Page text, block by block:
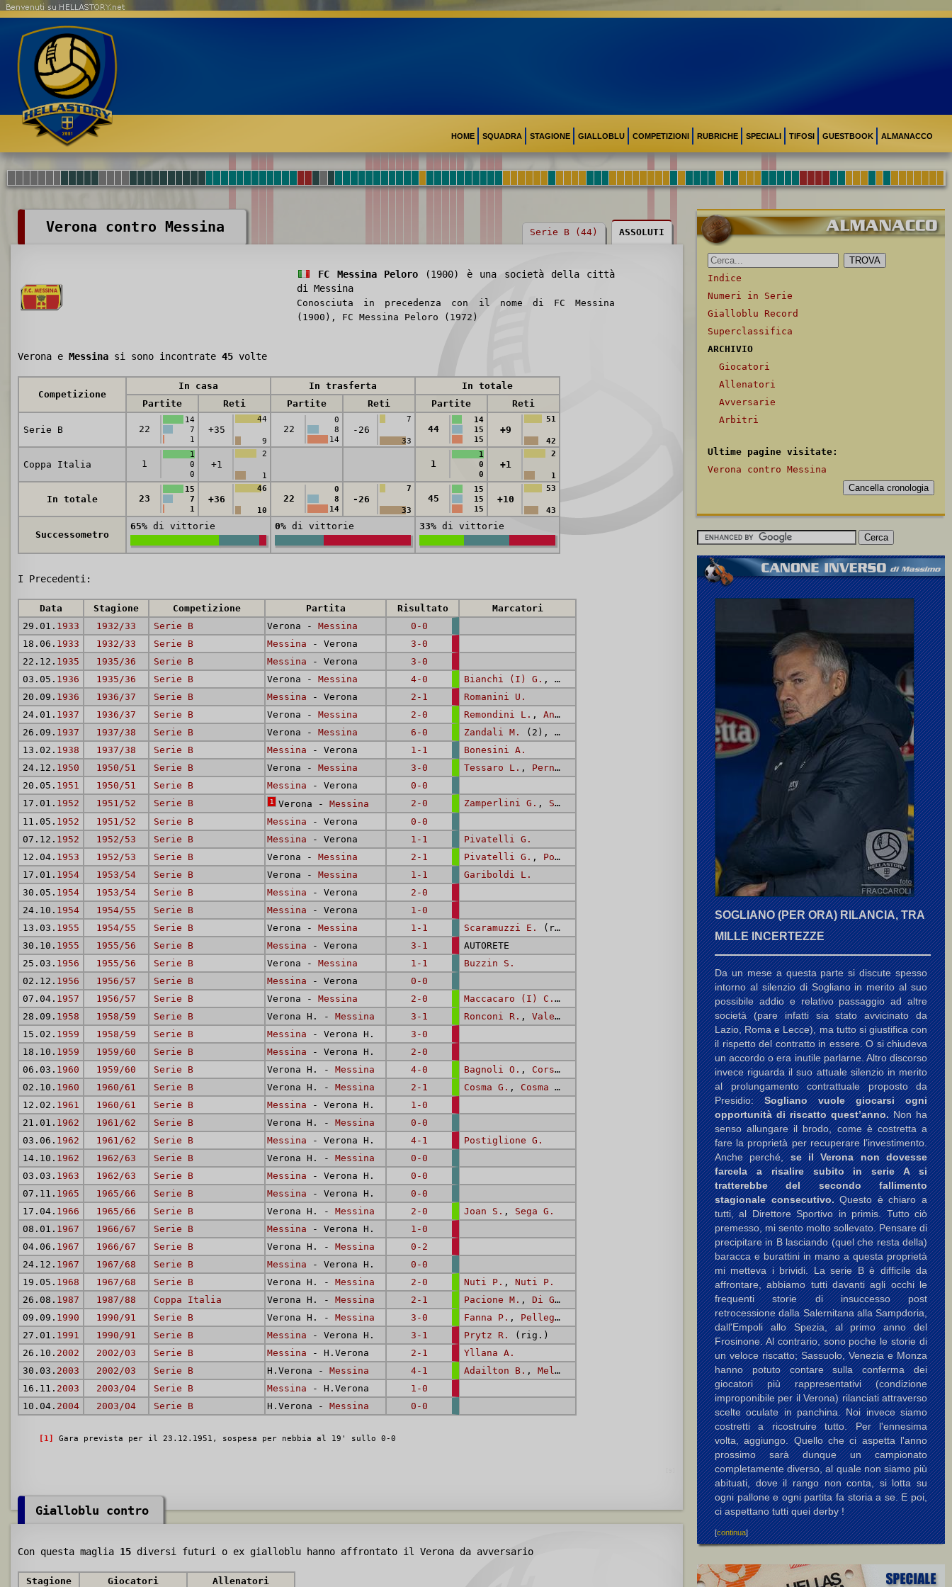
HOME SQUADRA STAGIONE GIALLOBLU COMPETIZIONI RUBRICHE SPECIALI TIFOSI GUESTBOOK ALMANACCO
Benvenuti su HELLASTORY.net
Verona contro Messina Serie B (44) ASSOLUTI
FC Messina Peloro (1900) è una società della città
di Messina
Conosciuta in precedenza con il nome di FC Messina
(1900), FC Messina Peloro (1972)
Verona e Messina si sono incontrate 45 volte
Competizione
In casa In trasferta
In totale
Partite
Reti Partite Reti Partite Reti
Serie B 22
14
7
1
+35
44
9
22
0
8
14
-26
7
33
44
14
15
15
+9
51
42
Coppa Italia 1
1
0
0
+1
2
1
1
1
0
0
+1
2
1
In totale 23
15
7
1
+36
46
10
22
0
8
14
-26
7
33
45
15
15
15
+10
53
43
Successometro
65% di vittorie 0% di vittorie 33% di vittorie
I Precedenti:
Data Stagione Competizione Partita Risultato
Marcatori
29.01. 1933 1932/33 Serie B Verona - Messina
0-0
18.06. 1933 1932/33 Serie B Messina - Verona
3-0
22.12. 1935 1935/36 Serie B Messina - Verona
3-0
03.05. 1936 1935/36 Serie B Verona - Messina 4-0 Bianchi (I) G. , Grolli E. Bianchi (II) C.(2)
20.09. 1936 1936/37 Serie B Messina - Verona 2-1
Romanini U.
24.01. 1937 1936/37 Serie B Verona - Messina 2-0 Remondini L. , Andreis M.
26.09. 1937 1937/38 Serie B Verona - Messina 6-0 Zandali M. (2), Andreis M. Bianchi (I) G.(2), Sabadini C.
13.02. 1938 1937/38 Serie B Messina - Verona 1-1
Bonesini A.
24.12. 1950 1950/51 Serie B Verona - Messina 3-0 Tessaro L. , Pernigo F.
20.05. 1951 1950/51 Serie B Messina - Verona
0-0
17.01. 1952 1951/52 Serie B 1 Verona - Messina 2-0 Zamperlini G. , Sforzin P.
11.05. 1952 1951/52 Serie B Messina - Verona
0-0
07.12. 1952 1952/53 Serie B Messina - Verona 1-1
Pivatelli G.
12.04. 1953 1952/53 Serie B Verona - Messina 2-1 Pivatelli G. , Pozzan U.
17.01. 1954 1953/54 Serie B Verona - Messina 1-1
Gariboldi L.
30.05. 1954 1953/54 Serie B Messina - Verona
2-0
24.10. 1954 1954/55 Serie B Messina - Verona
1-0
13.03. 1955 1954/55 Serie B Verona - Messina 1-1 Scaramuzzi E.
(rig.)
30.10. 1955 1955/56 Serie B Messina - Verona 3-1
AUTORETE
25.03. 1956 1955/56 Serie B Verona - Messina 1-1
Buzzin S.
02.12. 1956 1956/57 Serie B Messina - Verona
0-0
07.04. 1957 1956/57 Serie B Verona - Messina 2-0 Maccacaro (I) C.
,
28.09. 1958 1958/59 Serie B Verona H. - Messina 3-1 Ronconi R. , Valentinuzzi G.
15.02. 1959 1958/59 Serie B Messina - Verona H.
3-0
18.10. 1959 1959/60 Serie B Messina - Verona H.
2-0
06.03. 1960 1959/60 Serie B Verona H. - Messina 4-0 Bagnoli O. , Corso A.
Corso A.
02.10. 1960 1960/61 Serie B Verona H. - Messina 2-1 Cosma G. , Cosma G.
12.02. 1961 1960/61 Serie B Messina - Verona H.
1-0
21.01. 1962 1961/62 Serie B Verona H. - Messina
0-0
03.06. 1962 1961/62 Serie B Messina - Verona H. 4-1
Postiglione G.
14.10. 1962 1962/63 Serie B Verona H. - Messina
0-0
03.03. 1963 1962/63 Serie B Messina - Verona H.
0-0
07.11. 1965 1965/66 Serie B Messina - Verona H.
0-0
17.04. 1966 1965/66 Serie B Verona H. - Messina 2-0 Joan S. , Sega G.
08.01. 1967 1966/67 Serie B Messina - Verona H.
1-0
04.06. 1967 1966/67 Serie B Verona H. - Messina
0-2
24.12. 1967 1967/68 Serie B Messina - Verona H.
0-0
19.05. 1968 1967/68 Serie B Verona H. - Messina 2-0 Nuti P. , Nuti P.
26.08. 1987 1987/88 Coppa Italia Verona H. - Messina 2-1 Pacione M. , Di Gennaro A.
09.09. 1990 1990/91 Serie B Verona H. - Messina 3-0 Fanna P. , Pellegrini (II) D.
27.01. 1991 1990/91 Serie B Messina - Verona H. 3-1 Prytz R.
(rig.)
26.10. 2002 2002/03 Serie B Messina - H.Verona 2-1
Yllana A.
30.03. 2003 2002/03 Serie B H.Verona - Messina 4-1 Adailton B. , Melis M.
Vieri (II) M.
16.11. 2003 2003/04 Serie B Messina - H.Verona
1-0
10.04. 2004 2003/04 Serie B H.Verona - Messina 0-0
[1] Gara prevista per il 23.12.1951, sospesa per nebbia al 19' sullo 0-0
Gialloblu contro
Con questa maglia 15 diversi futuri o ex gialloblu hanno affrontato il Verona da avversario
Stagione Giocatori Allenatori
Indice
Numeri in Serie
Gialloblu Record
Superclassifica
ARCHIVIO
Giocatori
Allenatori
Avversarie
Arbitri
Ultime pagine visitate:
Verona contro Messina
SOGLIANO (PER ORA) RILANCIA, TRA
MILLE INCERTEZZE
Da un mese a questa parte si discute spesso
intorno al silenzio di Sogliano in merito al suo
possibile addio e relativo passaggio ad altre
società (pare infatti sia stato avvicinato da
Lazio, Roma e Lecce), ma tutto si giustifica con
il rispetto del contratto in essere. O si chiudeva
un accordo o era inutile parlarne. Altro discorso
invece riguarda il suo attuale silenzio in merito
al prolungamento contrattuale proposto da
Presidio:Sogliano vuole giocarsi ogni
opportunità di riscatto quest’anno.Non ha
senso allungare il brodo, come è costretta a
fare la proprietà per recuperare l’investimento.
Anche perché,se il Verona non dovesse
farcela a risalire subito in serie A si
tratterebbe del secondo fallimento
stagionale consecutivo.Questo è chiaro a
tutti, al Direttore Sportivo in primis. Tutto ciò
premesso, mi sento molto sollevato. Pensare di
precipitare in B lasciando (quel che resta della)
baracca e burattini in mano a questa proprietà
mi metteva i brividi. La serie B è difficile da
affrontare, abbiamo tutti davanti agli occhi le
frequenti storie di insuccesso post
retrocessione dalla Salernitana alla Sampdoria,
dall'Empoli allo Spezia, al primo anno del
Frosinone. Al contrario, sono poche le storie di
un veloce riscatto; Sassuolo, Venezia e Monza
hanno potuto contare sulla conferma dei
giocatori più rappresentativi (condizione
improponibile per il Verona) rilanciati attraverso
scelte oculate in panchina. Noi invece siamo
costretti a ricostruire tutto. Per l'ennesima
volta, aggiungo. Quello che ci aspetta l'anno
prossimo sarà dunque un campionato
completamente diverso, al quale non siamo più
abituati, dove il rango non conta, si lotta su
ogni pallone e ogni partita fa storia a se. E poi,
ci aspettano tutti quei derby !
[continua]